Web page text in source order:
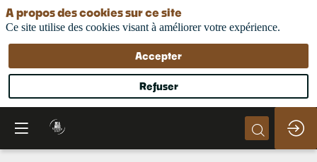
A propos des cookies sur ce site
Ce site utilise des cookies visant à améliorer votre expérience.
Accepter
Refuser